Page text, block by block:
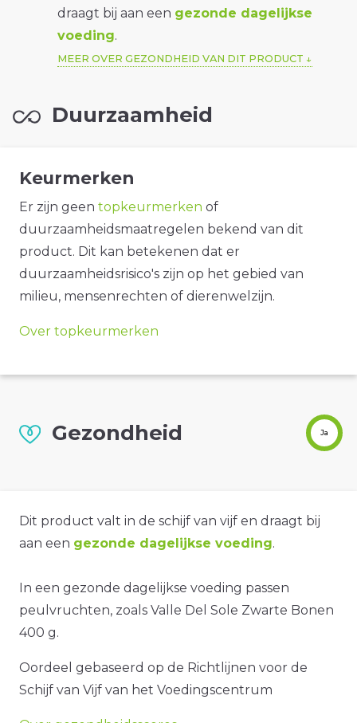
draagt bij aan een gezonde dagelijkse
voeding.
MEER OVER GEZONDHEID VAN DIT PRODUCT
Duurzaamheid
Keurmerken
Er zijn geen topkeurmerken of
duurzaamheidsmaatregelen bekend van dit
product. Dit kan betekenen dat er
duurzaamheidsrisico's zijn op het gebied van
milieu, mensenrechten of dierenwelzijn.
Over topkeurmerken
Gezondheid Ja
Dit product valt in de schijf van vijf en draagt bij
aan een gezonde dagelijkse voeding.
In een gezonde dagelijkse voeding passen
peulvruchten, zoals Valle Del Sole Zwarte Bonen
400 g.
Oordeel gebaseerd op de Richtlijnen voor de
Schijf van Vijf van het Voedingscentrum